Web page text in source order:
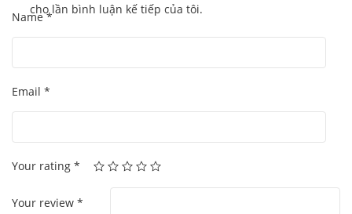
cho lần bình luận kế tiếp của tôi.
Name*
Email *
Your rating *
Your review *